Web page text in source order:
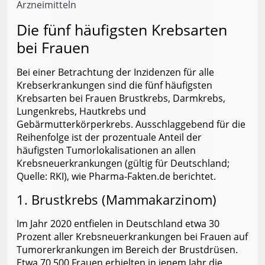
Arzneimitteln
Die fünf häufigsten Krebsarten
bei Frauen
Bei einer Betrachtung der Inzidenzen für alle
Krebserkrankungen sind die fünf häufigsten
Krebsarten bei Frauen Brustkrebs, Darmkrebs,
Lungenkrebs, Hautkrebs und
Gebärmutterkörperkrebs. Ausschlaggebend für die
Reihenfolge ist der prozentuale Anteil der
häufigsten Tumorlokalisationen an allen
Krebsneuerkrankungen (gültig für Deutschland;
Quelle: RKI), wie Pharma-Fakten.de berichtet.
1. Brustkrebs (Mammakarzinom)
Im Jahr 2020 entfielen in Deutschland etwa 30
Prozent aller Krebsneuerkrankungen bei Frauen auf
Tumorerkrankungen im Bereich der Brustdrüsen.